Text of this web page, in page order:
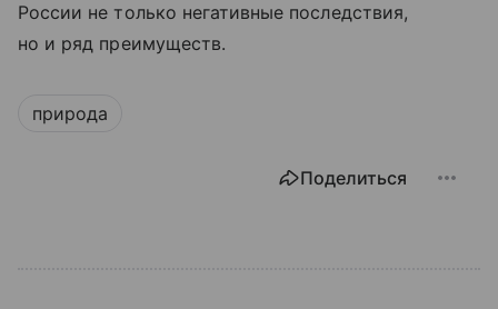
России не только негативные последствия,
но и ряд преимуществ.
природа
Поделиться